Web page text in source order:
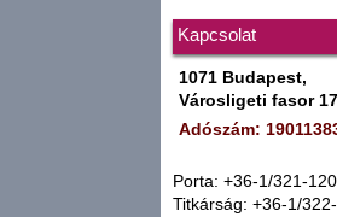
Kapcsolat
1071 Budapest,
Városligeti fasor
Adószám:
Porta: +36-1/321-
Titkárság: +36-1/